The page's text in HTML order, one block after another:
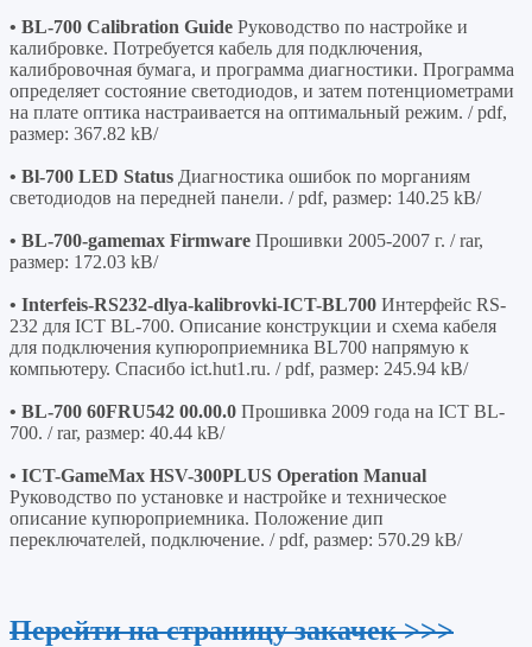
• BL-700 Calibration Guide Руководство по настройке и
калибровке. Потребуется кабель для подключения,
калибровочная бумага, и программа диагностики. Программа
определяет состояние светодиодов, и затем потенциометрами
на плате оптика настраивается на оптимальный режим. / pdf,
размер: 367.82 kB/
• Bl-700 LED Status Диагностика ошибок по морганиям
светодиодов на передней панели. / pdf, размер: 140.25 kB/
• BL-700-gamemax Firmware Прошивки 2005-2007 г. / rar,
размер: 172.03 kB/
• Interfeis-RS232-dlya-kalibrovki-ICT-BL700 Интерфейс RS-
232 для ICT BL-700. Описание конструкции и схема кабеля
для подключения купюроприемника BL700 напрямую к
компьютеру. Спасибо ict.hut1.ru. / pdf, размер: 245.94 kB/
• BL-700 60FRU542 00.00.0 Прошивка 2009 года на ICT BL-
700. / rar, размер: 40.44 kB/
• ICT-GameMax HSV-300PLUS Operation Manual
Руководство по установке и настройке и техническое
описание купюроприемника. Положение дип
переключателей, подключение. / pdf, размер: 570.29 kB/
Перейти на страницу закачек >>>